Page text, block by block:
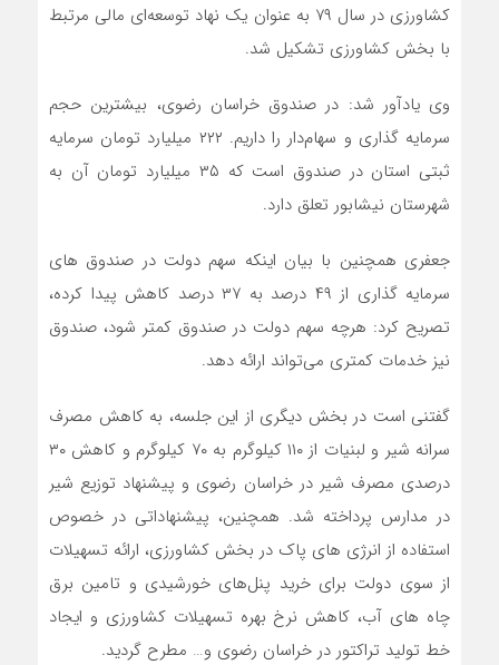
کشاورزی در سال ۷۹ به عنوان یک نهاد توسعه‌ای مالی مرتبط
با بخش کشاورزی تشکیل شد.
وی یادآور شد: در صندوق خراسان رضوی، بیشترین حجم
سرمایه گذاری و سهام‌دار را داریم. ۲۲۲ میلیارد تومان سرمایه
ثبتی استان در صندوق است که ۳۵ میلیارد تومان آن به
شهرستان نیشابور تعلق دارد.
جعفری همچنین با بیان اینکه سهم دولت در صندوق های
سرمایه گذاری از ۴۹ درصد به ۳۷ درصد کاهش پیدا کرده،
تصریح کرد: هرچه سهم دولت در صندوق کمتر شود، صندوق
نیز خدمات کمتری می‌تواند ارائه دهد.
گفتنی است در بخش دیگری از این جلسه، به کاهش مصرف
سرانه شیر و لبنیات از ۱۱۰ کیلوگرم به ۷۰ کیلوگرم و کاهش ۳۰
درصدی مصرف شیر در خراسان رضوی و پیشنهاد توزیع شیر
در مدارس پرداخته شد. همچنین، پیشنهاداتی در خصوص
استفاده از انرژی های پاک در بخش کشاورزی، ارائه تسهیلات
از سوی دولت برای خرید پنل‌های خورشیدی و تامین برق
چاه های آب، کاهش نرخ بهره تسهیلات کشاورزی و ایجاد
خط تولید تراکتور در خراسان رضوی و… مطرح گردید.